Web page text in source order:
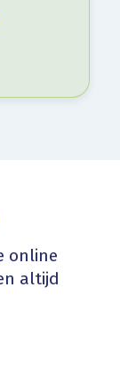
online
altijd